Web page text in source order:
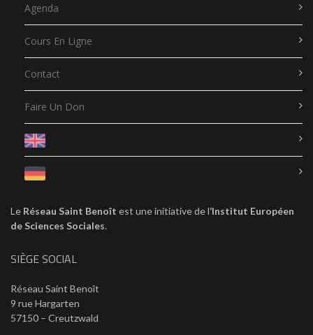
Agenda
Cours En Ligne
Contact
Faire Un Don
Le Réseau Saint Benoît est une initiative de l‘Institut Européen
de Sciences Sociales.
SIÈGE SOCIAL
Réseau Saint Benoît
9 rue Hargarten
57150 – Creutzwald